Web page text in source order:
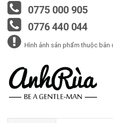
0775 000 905
0776 440 044
Hình ảnh sản phẩm thuộc bản